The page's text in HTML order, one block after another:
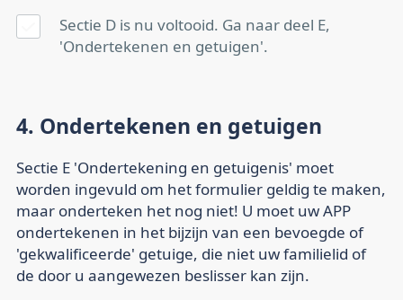
Sectie D is nu voltooid. Ga naar deel E,
'Ondertekenen en getuigen'.
4. Ondertekenen en getuigen
Sectie E 'Ondertekening en getuigenis' moet
worden ingevuld om het formulier geldig te maken,
maar onderteken het nog niet! U moet uw APP
ondertekenen in het bijzijn van een bevoegde of
'gekwalificeerde' getuige, die niet uw familielid of
de door u aangewezen beslisser kan zijn.